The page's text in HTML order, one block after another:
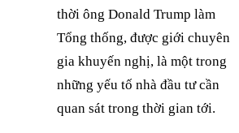
thời ông Donald Trump làm
Tổng thống, được giới chuyên
gia khuyến nghị, là một trong
những yếu tố nhà đầu tư cần
quan sát trong thời gian tới.